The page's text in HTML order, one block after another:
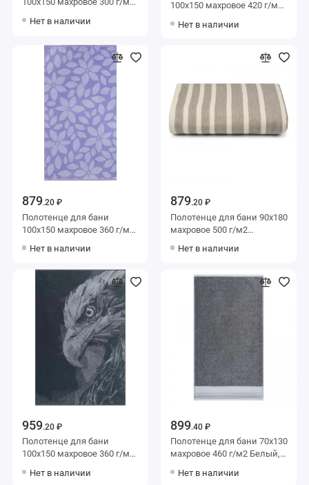
Нет в наличии
100х150 махровое 420 г/м2
мануфактура
Нет в наличии
879.20 ₽
Полотенце для бани
100х150 махровое 360 г/м2
Донецкая мануфактура
Нет в наличии
879.20 ₽
Полотенце для бани 90х180
махровое 500 г/м2
мануфактура
Нет в наличии
959.20 ₽
Полотенце для бани
100х150 махровое 360 г/м2
мануфактура Eagle King
Нет в наличии
899.40 ₽
Полотенце для бани 70х130
махровое 460 г/м2 Белый,
Донецкая мануфактура
Нет в наличии